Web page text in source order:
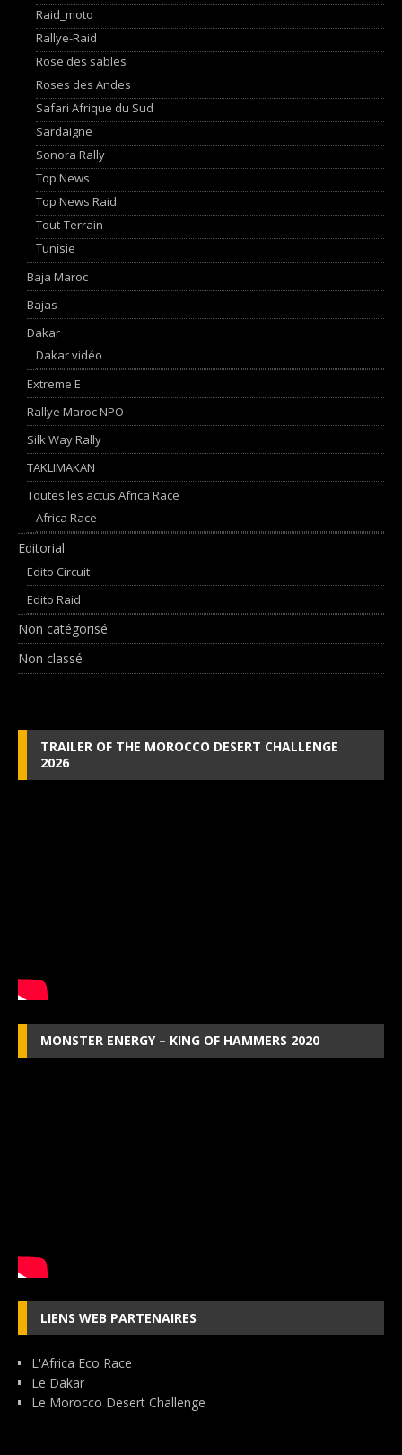
Raid_moto
Rallye-Raid
Rose des sables
Roses des Andes
Safari Afrique du Sud
Sardaigne
Sonora Rally
Top News
Top News Raid
Tout-Terrain
Tunisie
Baja Maroc
Bajas
Dakar
Dakar vidéo
Extreme E
Rallye Maroc NPO
Silk Way Rally
TAKLIMAKAN
Toutes les actus Africa Race
Africa Race
Editorial
Edito Circuit
Edito Raid
Non catégorisé
Non classé
TRAILER OF THE MOROCCO DESERT CHALLENGE
2026
MONSTER ENERGY – KING OF HAMMERS 2020
LIENS WEB PARTENAIRES
L'Africa Eco Race
Le Dakar
Le Morocco Desert Challenge